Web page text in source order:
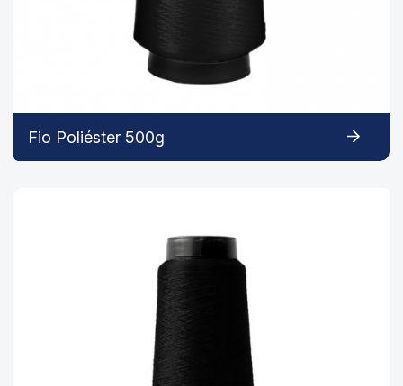
Fio Poliéster 500g